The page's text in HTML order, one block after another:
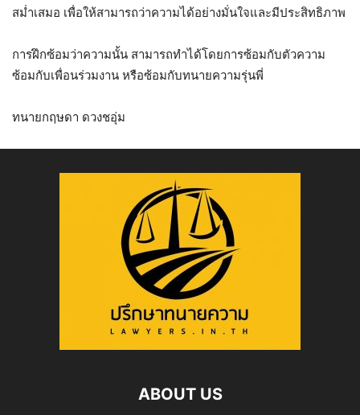
สม่ำเสมอ เพื่อให้สามารถว่าความได้อย่างมั่นใจและมีประสิทธิภาพ
การฝึกซ้อมว่าความนั้น สามารถทำได้โดยการซ้อมกับตัวความ
ซ้อมกับเพื่อนร่วมงาน หรือซ้อมกับทนายความรุ่นพี่
ทนายกฤษดา ดวงชอุ่ม
ABOUT US